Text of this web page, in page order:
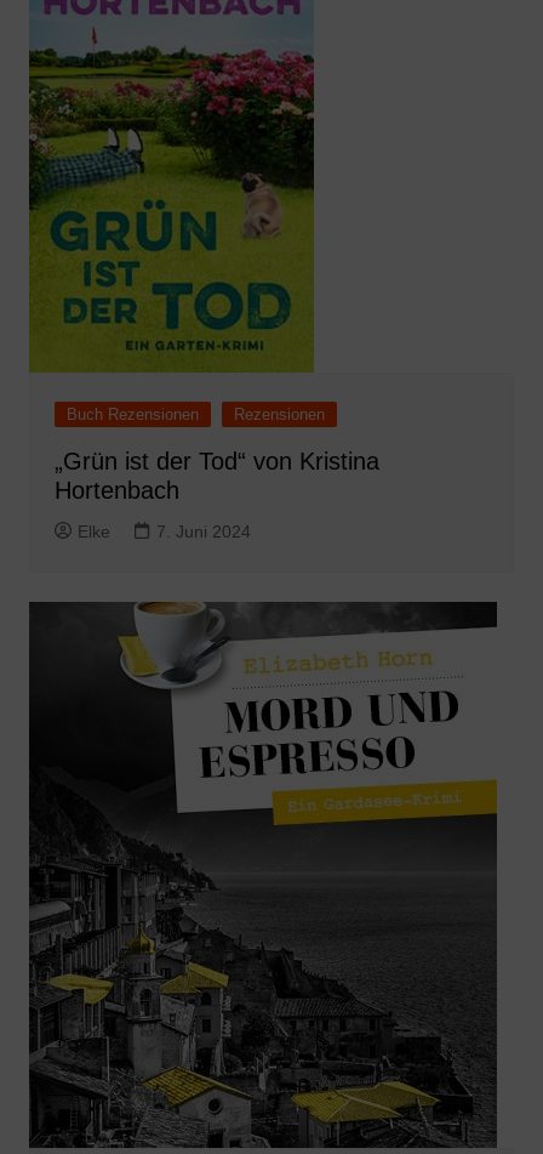
Buch Rezensionen Rezensionen
„Grün ist der Tod“ von Kristina
Hortenbach
Elke 7. Juni 2024